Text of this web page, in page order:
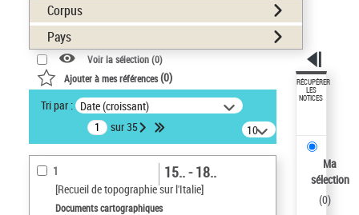
Corpus
Pays
Voir la sélection (0)
Ajouter à mes références(0)
Tri par : Date (croissant)
sur 35
10
résultats/page
1
[Recueil de topographie sur l'Italie]
15.. - 18..
Documents cartographiques
RÉCUPÉRER
LES
NOTICES
Ma
sélection
(0)